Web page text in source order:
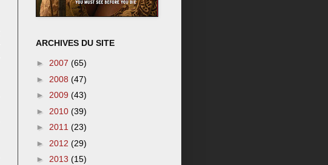
ARCHIVES DU SITE
► 2007 (65)
► 2008 (47)
► 2009 (43)
► 2010 (39)
► 2011 (23)
► 2012 (29)
► 2013 (15)